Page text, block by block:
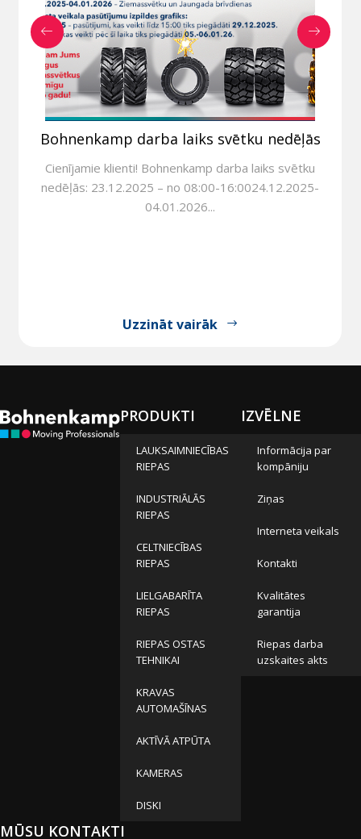
Bohnenkamp darba laiks svētku nedēļās
Cienījamie klienti! Bohnenkamp darba laiks svētku
nedēļās: 23.12.2025 – no 08:00-16:0024.12.2025-
04.01.2026...
Uzzināt vairāk
PRODUKTI
LAUKSAIMNIECĪBAS
RIEPAS
INDUSTRIĀLĀS
RIEPAS
CELTNIECĪBAS
RIEPAS
LIELGABARĪTA
RIEPAS
RIEPAS OSTAS
TEHNIKAI
KRAVAS
AUTOMAŠĪNAS
AKTĪVĀ ATPŪTA
KAMERAS
DISKI
IZVĒLNE
Informācija par
kompāniju
Ziņas
Interneta veikals
Kontakti
Kvalitātes
garantija
Riepas darba
uzskaites akts
MŪSU KONTAKTI